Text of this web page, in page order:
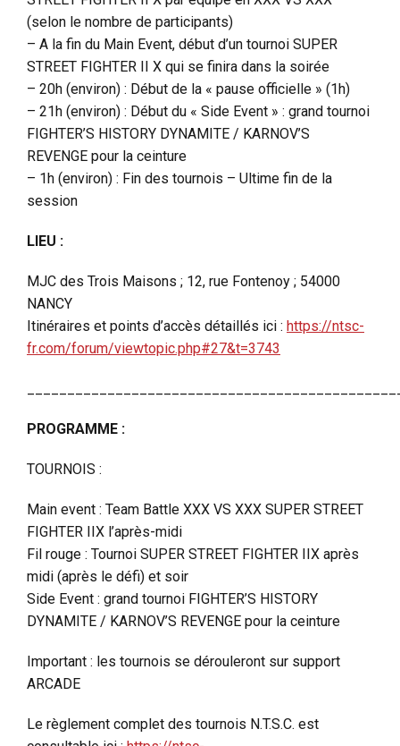
(selon le nombre de participants)
– A la fin du Main Event, début d’un tournoi SUPER
STREET FIGHTER II X qui se finira dans la soirée
– 20h (environ) : Début de la « pause officielle » (1h)
– 21h (environ) : Début du « Side Event » : grand tournoi
FIGHTER’S HISTORY DYNAMITE / KARNOV’S
REVENGE pour la ceinture
– 1h (environ) : Fin des tournois – Ultime fin de la
session
LIEU :
MJC des Trois Maisons ; 12, rue Fontenoy ; 54000
NANCY
Itinéraires et points d’accès détaillés ici : https://ntsc-
fr.com/forum/viewtopic.php#27&t=3743
PROGRAMME :
TOURNOIS :
Main event : Team Battle XXX VS XXX SUPER STREET
FIGHTER IIX l’après-midi
Fil rouge : Tournoi SUPER STREET FIGHTER IIX après
midi (après le défi) et soir
Side Event : grand tournoi FIGHTER’S HISTORY
DYNAMITE / KARNOV’S REVENGE pour la ceinture
Important : les tournois se dérouleront sur support
ARCADE
Le règlement complet des tournois N.T.S.C. est